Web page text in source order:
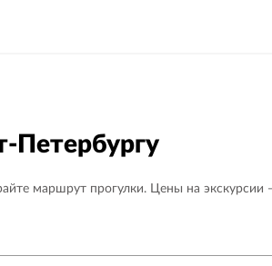
Петербургу
маршрут прогулки. Цены на